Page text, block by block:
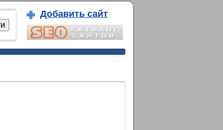
Добавить сайт